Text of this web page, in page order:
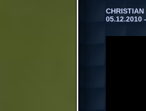
05.12.2010